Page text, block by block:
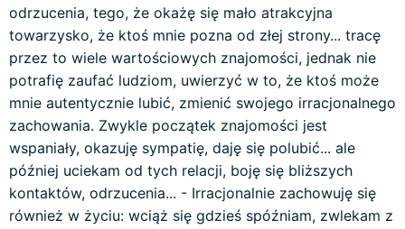
odrzucenia, tego, że okażę się mało atrakcyjna
towarzysko, że ktoś mnie pozna od złej strony... tracę
przez to wiele wartościowych znajomości, jednak nie
potrafię zaufać ludziom, uwierzyć w to, że ktoś może
mnie autentycznie lubić, zmienić swojego irracjonalnego
zachowania. Zwykle początek znajomości jest
wspaniały, okazuję sympatię, daję się polubić... ale
później uciekam od tych relacji, boję się bliższych
kontaktów, odrzucenia... - Irracjonalnie zachowuję się
również w życiu: wciąż się gdzieś spóźniam, zwlekam z